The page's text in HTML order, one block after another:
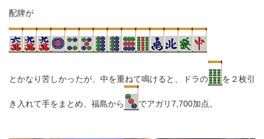
配牌が
とかなり苦しかったが、中を重ねて鳴けると、ドラの を２枚引
き入れて手をまとめ、福島から でアガリ7,700加点。